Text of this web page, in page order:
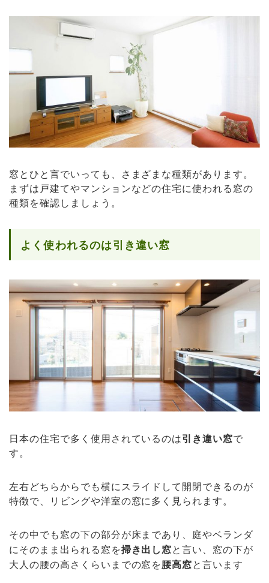
窓とひと言でいっても、さまざまな種類があります。
まずは戸建てやマンションなどの住宅に使われる窓の
種類を確認しましょう。
よく使われるのは引き違い窓
日本の住宅で多く使用されているのは引き違い窓で
す。
左右どちらからでも横にスライドして開閉できるのが
特徴で、リビングや洋室の窓に多く見られます。
その中でも窓の下の部分が床まであり、庭やベランダ
にそのまま出られる窓を掃き出し窓と言い、窓の下が
大人の腰の高さくらいまでの窓を腰高窓と言います